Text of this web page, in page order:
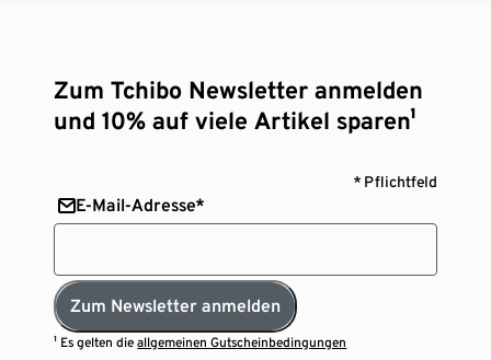
Zum Tchibo Newsletter anmelden
und 10% auf viele Artikel sparen¹
* Pflichtfeld
E-Mail-Adresse*
Zum Newsletter anmelden
¹ Es gelten dieallgemeinen Gutscheinbedingungen